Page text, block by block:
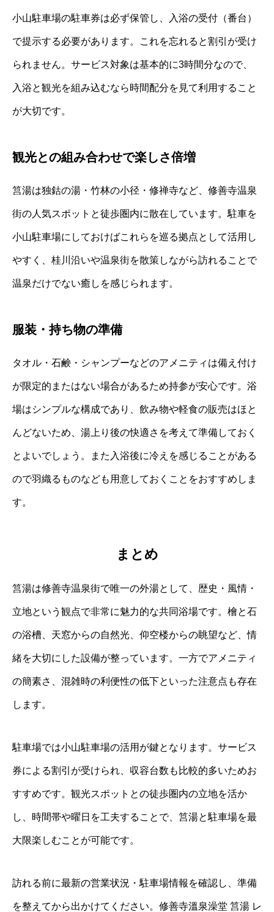
小山駐車場の駐車券は必ず保管し、入浴の受付（番台）
で提示する必要があります。これを忘れると割引が受け
られません。サービス対象は基本的に3時間分なので、
入浴と観光を組み込むなら時間配分を見て利用すること
が大切です。
観光との組み合わせで楽しさ倍増
筥湯は独鈷の湯・竹林の小径・修禅寺など、修善寺温泉
街の人気スポットと徒歩圏内に散在しています。駐車を
小山駐車場にしておけばこれらを巡る拠点として活用し
やすく、桂川沿いや温泉街を散策しながら訪れることで
温泉だけでない癒しを感じられます。
服装・持ち物の準備
タオル・石鹸・シャンプーなどのアメニティは備え付け
が限定的またはない場合があるため持参が安心です。浴
場はシンプルな構成であり、飲み物や軽食の販売はほと
んどないため、湯上り後の快適さを考えて準備しておく
とよいでしょう。また入浴後に冷えを感じることがある
ので羽織るものなども用意しておくことをおすすめしま
す。
まとめ
筥湯は修善寺温泉街で唯一の外湯として、歴史・風情・
立地という観点で非常に魅力的な共同浴場です。檜と石
の浴槽、天窓からの自然光、仰空楼からの眺望など、情
緒を大切にした設備が整っています。一方でアメニティ
の簡素さ、混雑時の利便性の低下といった注意点も存在
します。
駐車場では小山駐車場の活用が鍵となります。サービス
券による割引が受けられ、収容台数も比較的多いためお
すすめです。観光スポットとの徒歩圏内の立地を活か
し、時間帯や曜日を工夫することで、筥湯と駐車場を最
大限楽しむことが可能です。
訪れる前に最新の営業状況・駐車場情報を確認し、準備
を整えてから出かけてください。修善寺溫泉澡堂 筥湯 レ